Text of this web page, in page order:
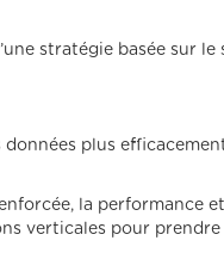
stratégie basée sur
plus
la performance
verticales pour prendre